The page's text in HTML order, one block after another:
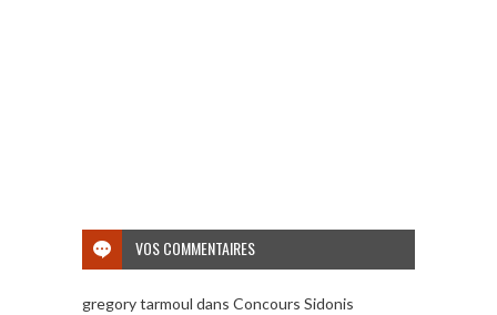
VOS COMMENTAIRES
gregory tarmoul dans Concours Sidonis